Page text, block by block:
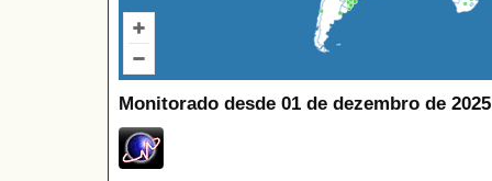
Monitorado desde 01 de dezembro de